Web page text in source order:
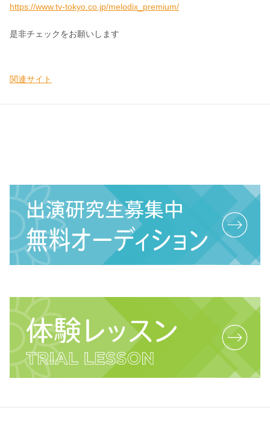
https://www.tv-tokyo.co.jp/melodix_premium/
是非チェックをお願いします
関連サイト